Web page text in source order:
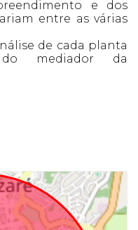
e dos
entre as várias
de cada planta
mediador da